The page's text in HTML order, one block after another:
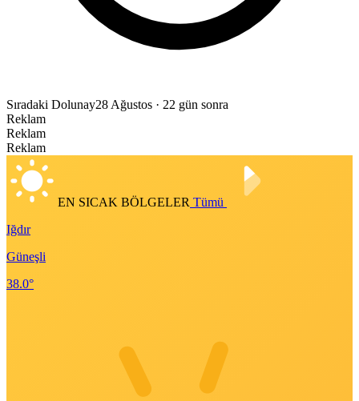
Sıradaki Dolunay28 Ağustos · 22 gün sonra
Reklam
Reklam
Reklam
EN SICAK BÖLGELER Tümü
Iğdır
Güneşli
38.0°